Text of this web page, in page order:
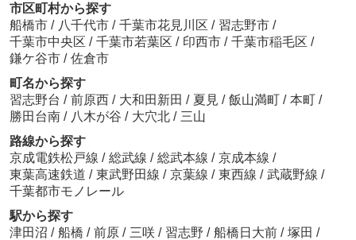
市区町村から探す
船橋市 / 八千代市 / 千葉市花見川区 / 習志野市 /
千葉市中央区 / 千葉市若葉区 / 印西市 / 千葉市稲毛区 /
鎌ケ谷市 / 佐倉市
町名から探す
習志野台 / 前原西 / 大和田新田 / 夏見 / 飯山満町 / 本町 /
勝田台南 / 八木が谷 / 大穴北 / 三山
路線から探す
京成電鉄松戸線 / 総武線 / 総武本線 / 京成本線 /
東葉高速鉄道 / 東武野田線 / 京葉線 / 東西線 / 武蔵野線 /
千葉都市モノレール
駅から探す
津田沼 / 船橋 / 前原 / 三咲 / 習志野 / 船橋日大前 / 塚田 /